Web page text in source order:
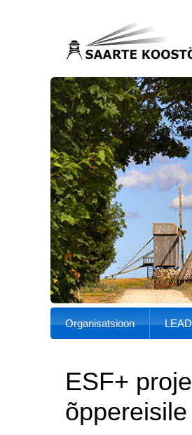
Organisatsioon
ESF+
õppereisile